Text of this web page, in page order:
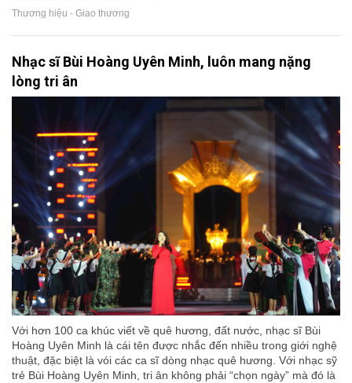
Thương hiệu - Giao thương
Nhạc sĩ Bùi Hoàng Uyên Minh, luôn mang nặng
lòng tri ân
Với hơn 100 ca khúc viết về quê hương, đất nước, nhạc sĩ Bùi
Hoàng Uyên Minh là cái tên được nhắc đến nhiều trong giới nghệ
thuật, đặc biệt là vói các ca sĩ dòng nhạc quê hương. Với nhạc sỹ
trẻ Bùi Hoàng Uyên Minh, tri ân không phải “chọn ngày” mà đó là